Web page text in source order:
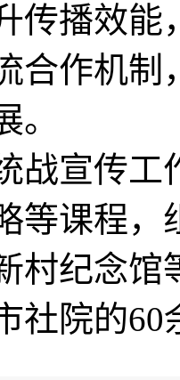
传播效
合作机
战宣传工
等课程
村纪念
社院的